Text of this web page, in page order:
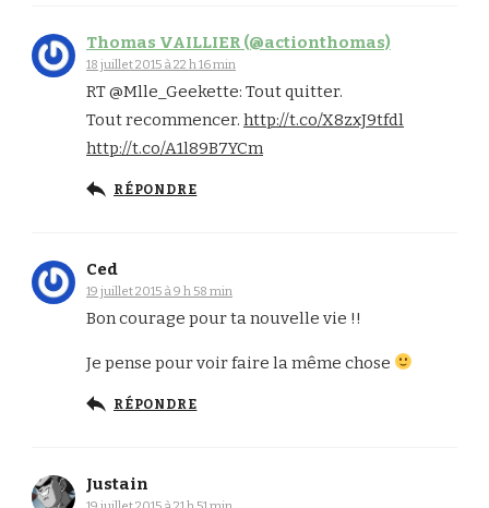
Thomas VAILLIER (@actionthomas)
18 juillet 2015 à 22 h 16 min
RT @Mlle_Geekette: Tout quitter.
Tout recommencer. http://t.co/X8zxJ9tfdl
http://t.co/A1l89B7YCm
RÉPONDRE
Ced
19 juillet 2015 à 9 h 58 min
Bon courage pour ta nouvelle vie !!
Je pense pour voir faire la même chose
RÉPONDRE
Justain